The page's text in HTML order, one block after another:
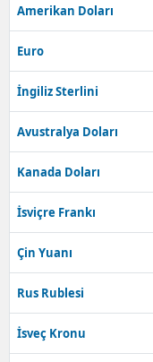
Amerikan Doları
Euro
İngiliz Sterlini
Avustralya Doları
Kanada Doları
İsviçre Frankı
Çin Yuanı
Rus Rublesi
İsveç Kronu